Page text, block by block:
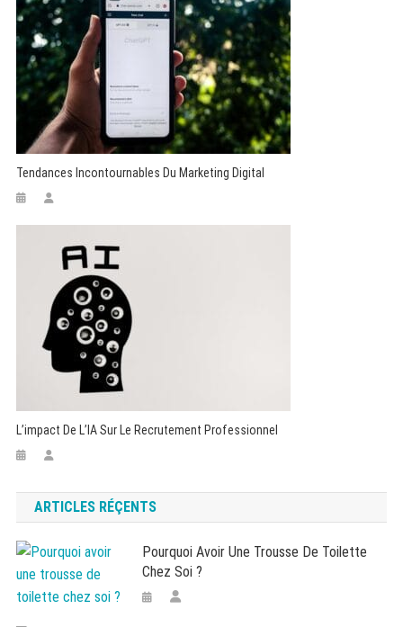
Tendances Incontournables Du Marketing Digital
L’impact De L’IA Sur Le Recrutement Professionnel
ARTICLES RÉÇENTS
Pourquoi Avoir Une Trousse De Toilette
Chez Soi ?